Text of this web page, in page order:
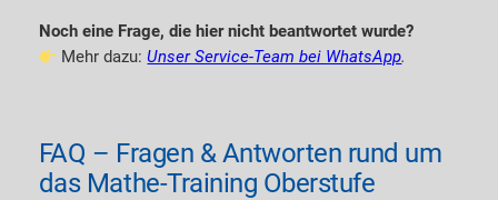
Noch eine Frage, die hier nicht beantwortet wurde?
Mehr dazu:Unser Service-Team bei WhatsApp.
FAQ – Fragen & Antworten rund um
das Mathe-Training Oberstufe